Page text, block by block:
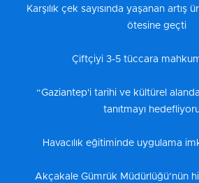
Karşılık çek sayısında yaşanan
ötesine geçti
Çiftçiyi 3-5 tüccara
“Gaziantep'i tarihi ve kültürel
tanıtmayı
Havacılık eğitiminde uygulama
Akçakale Gümrük Müdürlüğü’nün